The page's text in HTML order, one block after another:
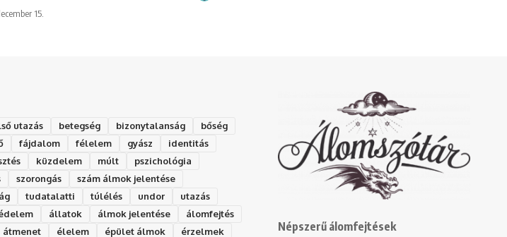
15.
utazás betegség bizonytalanság
bőség
fájdalom félelem gyász
identitás
küzdelem múlt
pszichológia
szorongás
szám álmok jelentése
tudatalatti túlélés undor
utazás
állatok álmok jelentése
álomfejtés
átmenet élelem épület álmok érzelmek Népszerű álomfejtések